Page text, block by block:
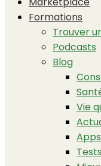
Formations
Trouver
Podcasts
Blog
Vie